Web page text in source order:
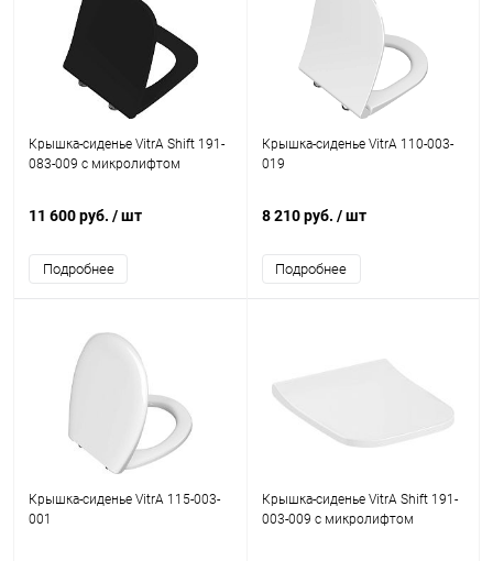
Крышка-сиденье VitrA Shift 191-
083-009 с микролифтом
11 600 руб. / шт
Подробнее
Крышка-сиденье VitrA 110-003-
019
8 210 руб. / шт
Подробнее
Крышка-сиденье VitrA 115-003-
001
Крышка-сиденье VitrA Shift 191-
003-009 с микролифтом